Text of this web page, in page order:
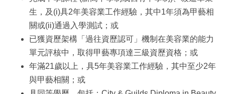
生，及(i)具2年美容業工作經驗，其中1年須為甲藝相
關或(ii)通過入學測試；或
已獲資歷架構「過往資歷認可」機制在美容業的能力
單元評核中，取得甲藝專項達三級資歷資格；或
年滿21歲以上，具5年美容業工作經驗，其中至少2年
與甲藝相關；或